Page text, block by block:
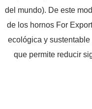
del mundo). De este
de los hornos For
ecológica y
que permite reducir